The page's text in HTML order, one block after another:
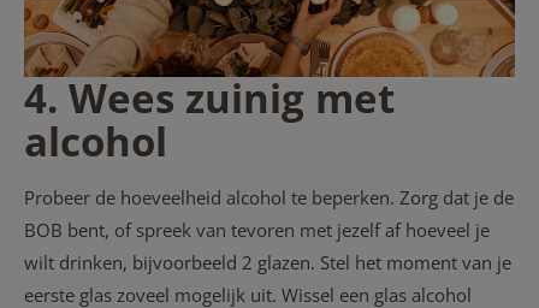
4. Wees zuinig met
alcohol
Probeer de hoeveelheid alcohol te beperken. Zorg dat je de
BOB bent, of spreek van tevoren met jezelf af hoeveel je
wilt drinken, bijvoorbeeld 2 glazen. Stel het moment van je
eerste glas zoveel mogelijk uit. Wissel een glas alcohol